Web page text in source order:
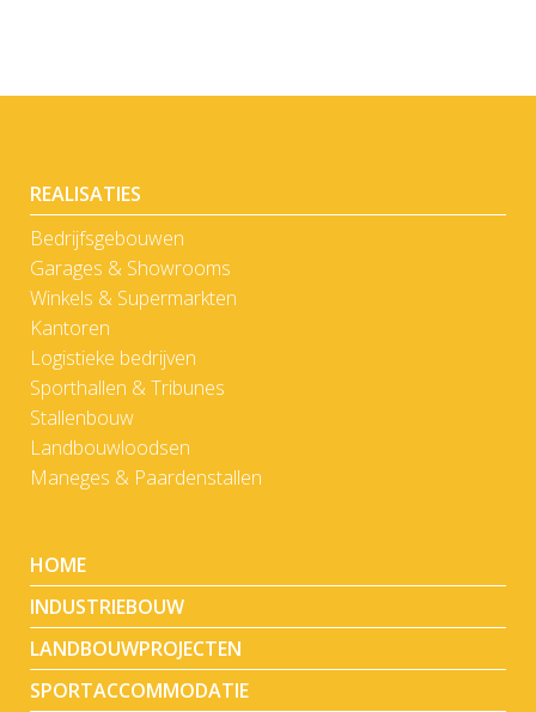
REALISATIES
Bedrijfsgebouwen
Garages & Showrooms
Winkels & Supermarkten
Kantoren
Logistieke bedrijven
Sporthallen & Tribunes
Stallenbouw
Landbouwloodsen
Maneges & Paardenstallen
HOME
INDUSTRIEBOUW
LANDBOUWPROJECTEN
SPORTACCOMMODATIE